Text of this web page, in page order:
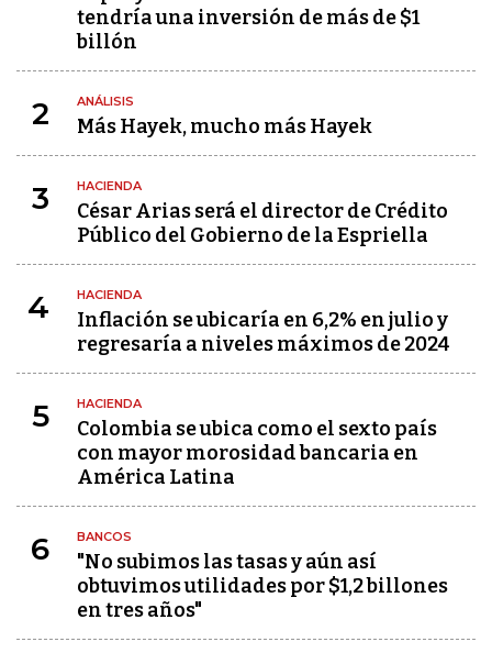
tendría una inversión de más de $1
billón
2 ANÁLISIS
Más Hayek, mucho más Hayek
3 HACIENDA
César Arias será el director de Crédito
Público del Gobierno de la Espriella
4 HACIENDA
Inflación se ubicaría en 6,2% en julio y
regresaría a niveles máximos de 2024
5 HACIENDA
Colombia se ubica como el sexto país
con mayor morosidad bancaria en
América Latina
6 BANCOS
"No subimos las tasas y aún así
obtuvimos utilidades por $1,2 billones
en tres años"